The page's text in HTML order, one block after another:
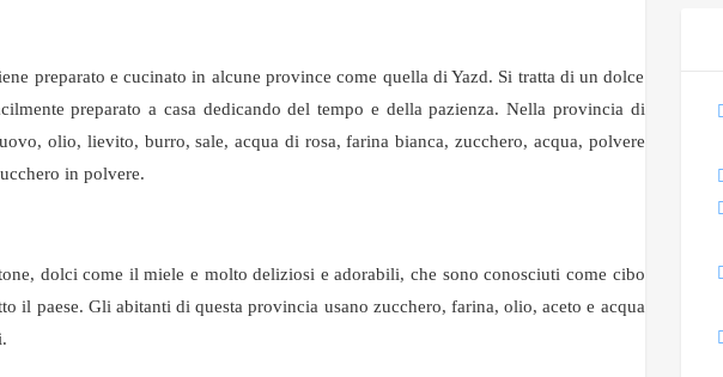
preparato e cucinato in alcune province come quella di Yazd. Si tratta di un dolce
preparato a casa dedicando del tempo e della pazienza. Nella provincia di
olio, lievito, burro, sale, acqua di rosa, farina bianca, zucchero, acqua, polvere
in polvere.
dolci come il miele e molto deliziosi e adorabili, che sono conosciuti come cibo
il paese. Gli abitanti di questa provincia usano zucchero, farina, olio, aceto e acqua